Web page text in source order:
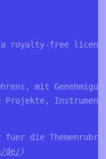
a royalty-free
mit
fuer die
de/